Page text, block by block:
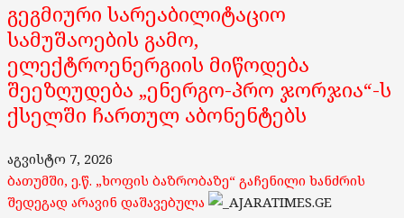
გეგმიური სარეაბილიტაციო
სამუშაოების გამო,
ელექტროენერგიის მიწოდება
შეეზღუდება „ენერგო-პრო ჯორჯია“-ს
ქსელში ჩართულ აბონენტებს
აგვისტო 7, 2026
ბათუმში, ე.წ. „ხოფის ბაზრობაზე“ გაჩენილი ხანძრის
შედეგად არავინ დაშავებულა